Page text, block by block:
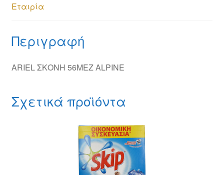
Εταιρία
Περιγραφή
ARIEL ΣΚΟΝΗ 56MEZ ALPINE
Σχετικά προϊόντα